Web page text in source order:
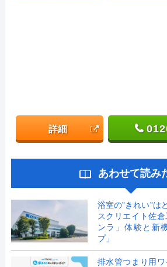
詳細
あわせて読み
浴室の”きれい”は
スクリエイト佐
ンラ」体験と新
プ」
排水管つまり用